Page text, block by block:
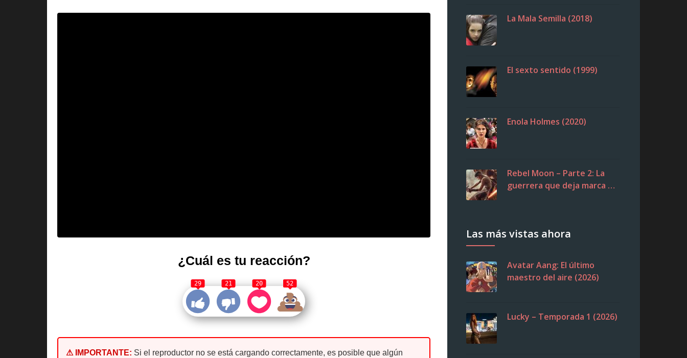
¿Cuál es tu reacción?
29 21 20 52
⚠ IMPORTANTE: Si el reproductor no se está cargando correctamente, es posible que algún
La Mala Semilla (2018)
El sexto sentido (1999)
Enola Holmes (2020)
Rebel Moon – Parte 2: La
guerrera que deja marca …
Las más vistas ahora
Avatar Aang: El último
maestro del aire (2026)
Lucky – Temporada 1 (2026)